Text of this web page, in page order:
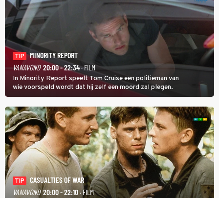
TIP
MINORITY REPORT
VANAVOND 20:00 - 22:34· FILM
In Minority Report speelt Tom Cruise een politieman van
wie voorspeld wordt dat hij zelf een moord zal plegen.
TIP
CASUALTIES OF WAR
VANAVOND 20:00 - 22:10· FILM